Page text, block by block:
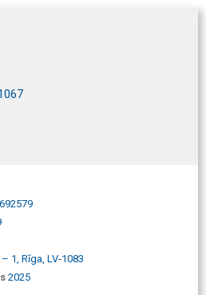
1, Rīga, LV-1083
2025